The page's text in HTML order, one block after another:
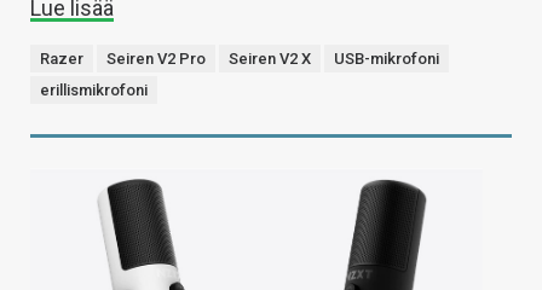
Lue lisää
Razer Seiren V2 Pro Seiren V2 X
USB-mikrofoni
erillismikrofoni